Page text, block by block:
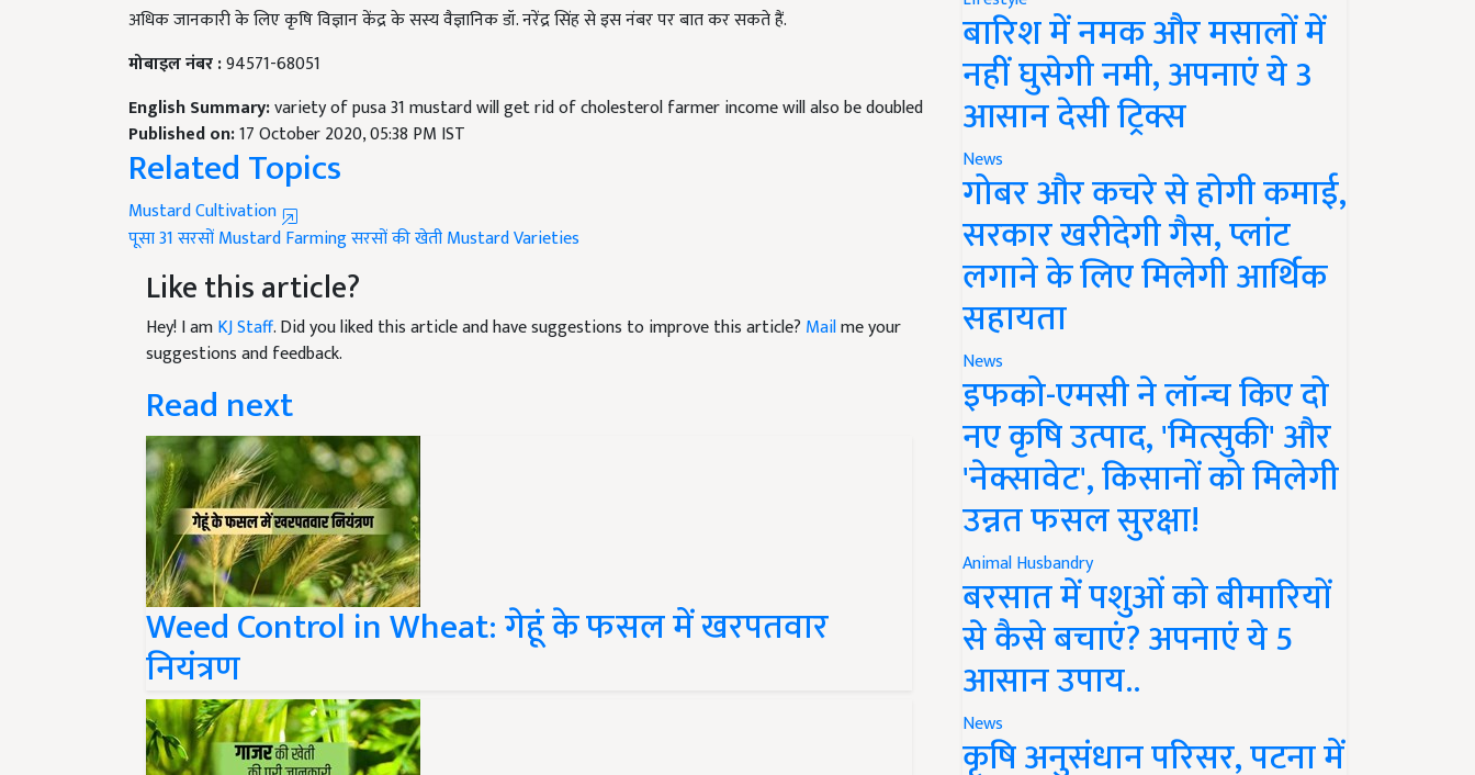
94571-68051
English Summary:
Published on:17 October 2020, 05:38 PM IST
Related Topics
Mustard Cultivation
पूसा 31 सरसोंMustard Farming
Like this article?
Hey! I amKJ Staff. Did you liked this article and have suggestions to improve this article?
suggestions and feedback.
Read next
Weed Control in Wheat: गेहूं के फसल में खरपतवार
नियंत्रण
बारिश में नमक और मसालों में
नहीं घुसेगी नमी, अपनाएं ये 3
आसान देसी ट्रिक्स
News
गोबर और कचरे से होगी कमाई,
सरकार खरीदेगी गैस, प्लांट
लगाने के लिए मिलेगी आर्थिक
सहायता
News
इफको-एमसी ने लॉन्च किए दो
नए कृषि उत्पाद, 'मित्सुकी' और
'नेक्सावेट', किसानों को मिलेगी
उन्नत फसल सुरक्षा!
Animal Husbandry
बरसात में पशुओं को बीमारियों
से कैसे बचाएं? अपनाएं ये 5
आसान उपाय..
News
कृषि अनुसंधान परिसर, पटना में